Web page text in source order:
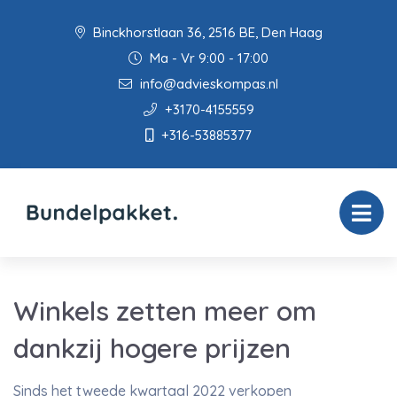
Binckhorstlaan 36, 2516 BE, Den Haag
Ma - Vr 9:00 - 17:00
info@advieskompas.nl
+3170-4155559
+316-53885377
Winkels zetten meer om
dankzij hogere prijzen
Sinds het tweede kwartaal 2022 verkopen